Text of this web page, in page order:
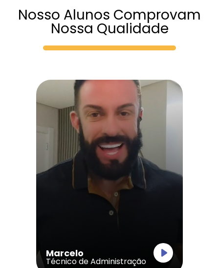
Nosso Alunos Comprovam
Nossa Qualidade
Marcelo
Técnico de Administração